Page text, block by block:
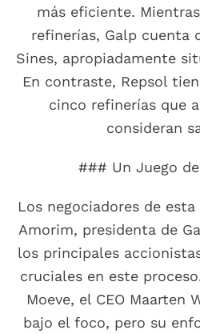
más eficiente.
refinerías, Galp cuenta
Sines, apropiadamente
En contraste, Repsol
cinco refinerías que
consideran
### Un Juego
Los negociadores de
Amorim, presidenta de
los principales
cruciales en este
Moeve, el CEO Maarten
bajo el foco, pero su